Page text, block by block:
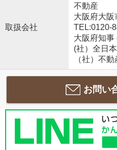
取扱会社
不動産
大阪府大阪
TEL:0120-
大阪府知事
(社）全日
（社）不
お問い